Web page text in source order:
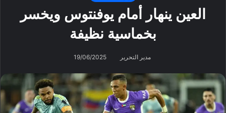
العين ينهار أمام يوفنتوس ويخسر
بخماسية نظيفة
مدير التحرير 19/06/2025